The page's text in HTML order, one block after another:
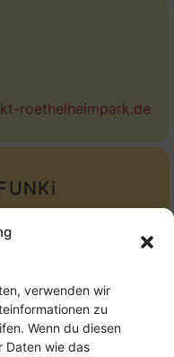
verwenden wir
zu
Wenn du diesen
Daten wie das
roethelheimpark.de